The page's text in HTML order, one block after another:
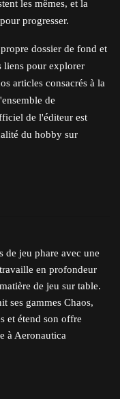
les mêmes, et la
progresser.
dossier de fond et
liens pour explorer
articles consacrés à la
de
de l'éditeur est
du hobby sur
de jeu phare avec une
en profondeur
de jeu sur table.
ses gammes Chaos,
et étend son offre
à Aeronautica